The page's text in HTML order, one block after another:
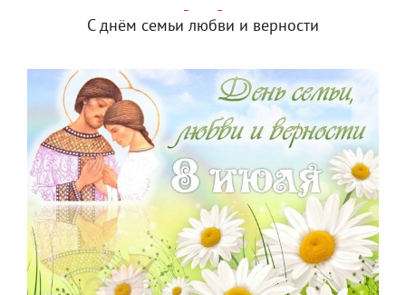
С днём семьи любви и верности